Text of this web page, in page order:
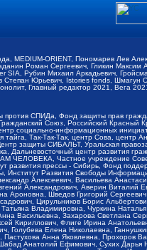
MEDIUM-ORIENT, Пономарев Лев
Роман Сергеевич, Гликин Максим
Рубин Михаил Аркадьевич,
Юрьевич, Istories fonds, Шмагун
Главный редактор 2021, Вега
СПИДа, Фонд защиты прав
Союз, Российский Красный
социально-информационных
Так-Так-Так, центр Сова, центр
защиты СИБАЛЬТ, Уральская
Дальневосточный центр развития
ЧЕЛОВЕКА, Частное учреждение
прессы - Сибирь, Фонд
Институт Развития Свободы
Алексеевич, Васильева
Александрович, Аверин Виталий
Шведов Григорий
Цирульников Борис
Владимировна, Чуркина
Васильевна, Захарова Светлана
Кириллович, Флиге Ирина
Елена Николаевна,
Анна Яковлевна, Прохоров
Анатолий Ефимович, Сухих Дарья